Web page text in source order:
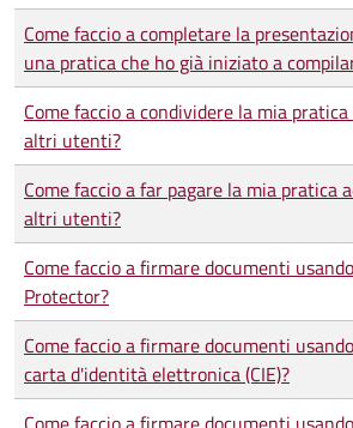
Come faccio a completare la
una pratica che ho già iniziato a
Come faccio a condividere la mia pratica
altri utenti?
Come faccio a far pagare la mia pratica
altri utenti?
Come faccio a firmare documenti
Protector?
Come faccio a firmare documenti
carta d'identità elettronica (CIE)?